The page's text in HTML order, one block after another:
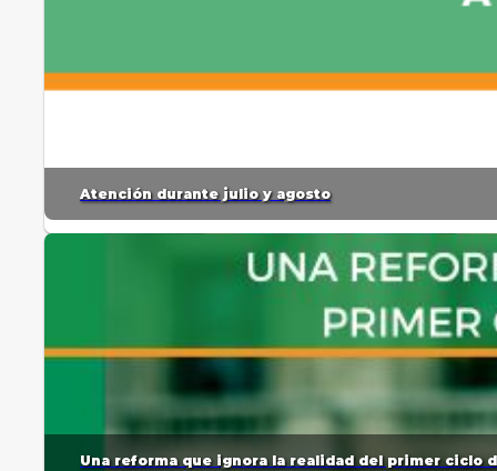
Atención durante julio y agosto
Una reforma que ignora la realidad del primer ciclo